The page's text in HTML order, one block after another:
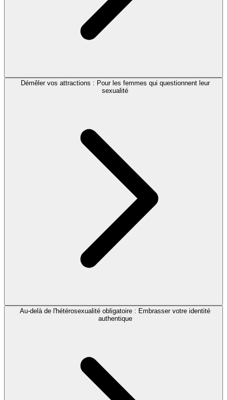
Démêler vos attractions : Pour les femmes qui questionnent leur
sexualité
Au-delà de l'hétérosexualité obligatoire : Embrasser votre identité
authentique